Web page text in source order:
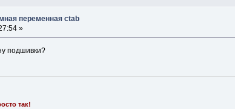
переменная ctab
»
подшивки?
так!